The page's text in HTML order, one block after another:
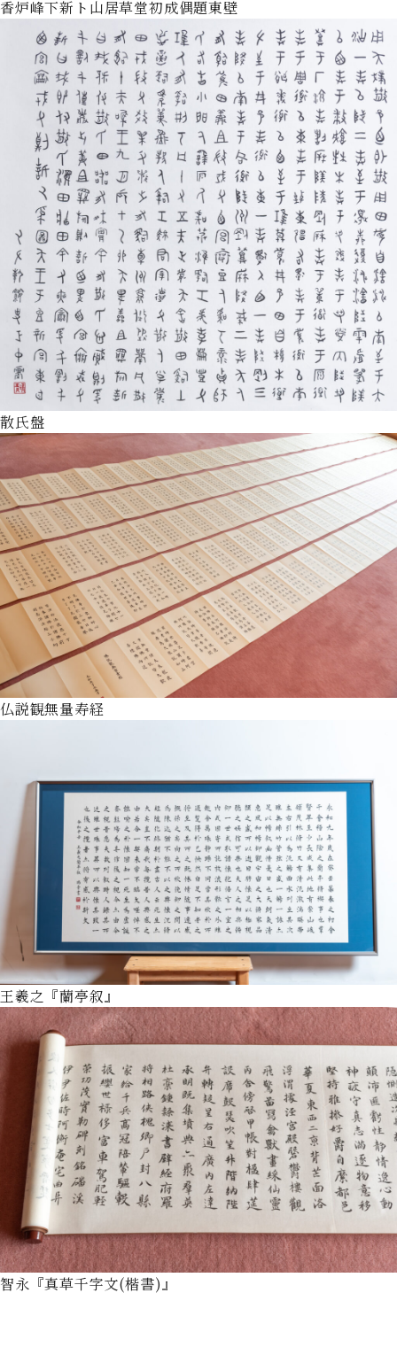
香炉峰下新ト山居草堂初成偶題東壁
散氏盤
仏説観無量寿経
王羲之『蘭亭叙』
智永『真草千字文(楷書)』